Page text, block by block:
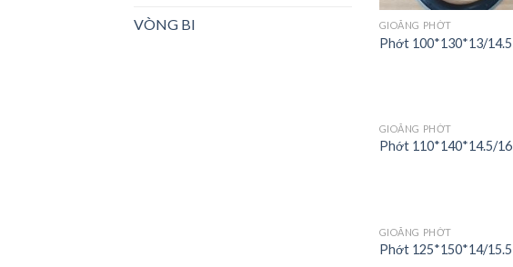
VÒNG BI
GIOĂNG PHỚT
Phớt 100*130*13/14.5
GIOĂNG PHỚT
Phớt 110*140*14.5/16
GIOĂNG PHỚT
Phớt 125*150*14/15.5